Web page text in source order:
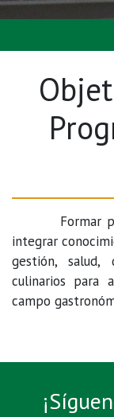
Formar
integrar
gestión, salud,
culinarios para
campo